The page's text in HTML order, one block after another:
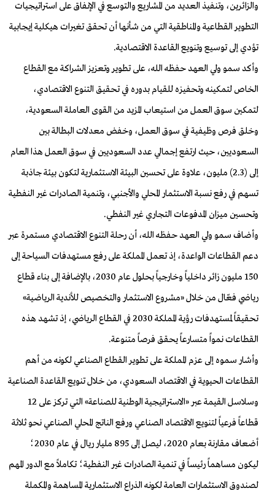
والزائرين، وتنفيذ العديد من المشاريع والتوسع في الإنفاق على استراتيجيات
التطوير القطاعية والمناطقية التي من شأنها أن تحقق تغيرات هيكلية إيجابية
تؤدي إلى توسيع وتنويع القاعدة الاقتصادية.
وأكد سمو ولي العهد حفظه الله، على تطوير وتعزيز الشراكة مع القطاع
الخاص لتمكينه وتحفيزه للقيام بدوره في تحقيق التنوع الاقتصادي،
لتمكين سوق العمل من استيعاب المزيد من القوى العاملة السعودية،
وخلق فرص وظيفية في سوق العمل، وخفض معدلات البطالة بين
السعوديين، حيث ارتفع إجمالي عدد السعوديين في سوق العمل هذا العام
إلى (2.3) مليون، علاوة على تحسين البيئة الاستثمارية لتكون بيئة جاذبة
تسهم في رفع نسبة الاستثمار المحلي والأجنبي، وتنمية الصادرات غير النفطية
وتحسين ميزان المدفوعات التجاري غير النفطي.
وأضاف سمو ولي العهد حفظه الله، أن رحلة التنوع الاقتصادي مستمرة عبر
دعم القطاعات الواعدة، إذ تعمل المملكة على رفع مستهدفات السياحة إلى
150 مليون زائر داخلياً وخارجياً بحلول عام 2030، بالإضافة إلى بناء قطاع
رياضي فعّال من خلال «مشروع الاستثمار والتخصيص للأندية الرياضية»
تحقيقاً لمستهدفات رؤية المملكة 2030 في القطاع الرياضي، إذ تشهد هذه
القطاعات نمواً متسارعاً يحقق فرصاً متنوعة.
وأشار سموه إلى عزم المملكة على تطوير القطاع الصناعي لكونه من أهم
القطاعات الحيوية في الاقتصاد السعودي، من خلال تنويع القاعدة الصناعية
وسلاسل القيمة عبر «الاستراتيجية الوطنية للصناعة» التي تركز على 12
قطاعاً فرعياً لتنويع الاقتصاد الصناعي ورفع الناتج المحلي الصناعي نحو ثلاثة
أضعاف مقارنة بعام 2020، ليصل إلى 895 مليار ريال في عام 2030؛
ليكون مساهماً رئيساً في تنمية الصادرات غير النفطية؛ تكاملاً مع الدور المهم
لصندوق الاستثمارات العامة لكونه الذراع الاستثمارية المساهمة والمكملة